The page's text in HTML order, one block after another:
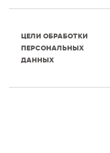
ЦЕЛИ ОБРАБОТКИ
ПЕРСОНАЛЬНЫХ
ДАННЫХ